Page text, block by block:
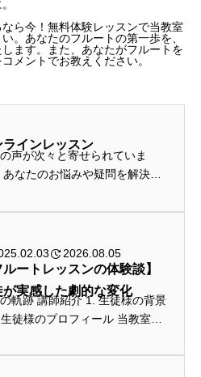
ら今！無料体験レッスンで当教室
。あなたのフルートの第一歩を、
ます。また、あなたがフルートを
メントでお教えください。
ラインレッスン
声が次々と寄せられていま
なたのお悩みや疑問を解決し
待ちしています！ フルートの
ス、感情表現、あなたご自身...
2026.08.05
ルートレッスンの体験談】
が実感した劇的な変化
紹介 1. 生徒様の背景
徒様のプロフィール 当教室の
普段は大手企業会社員として